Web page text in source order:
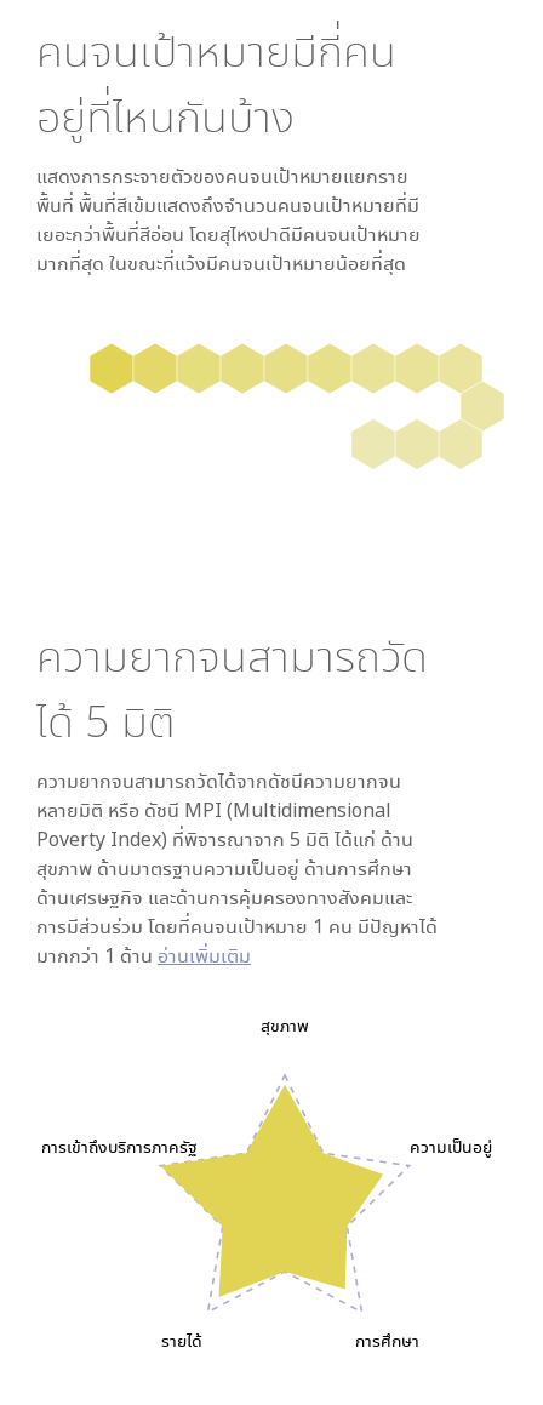
คนจนเป้าหมายมีกี่คน
อยู่ที่ไหนกันบ้าง
แสดงการกระจายตัวของคนจนเป้าหมายแยกราย
พื้นที่ พื้นที่สีเข้มแสดงถึงจำนวนคนจนเป้าหมายที่มี
เยอะกว่าพื้นที่สีอ่อน โดยสุไหงปาดีมีคนจนเป้าหมาย
มากที่สุด ในขณะที่แว้งมีคนจนเป้าหมายน้อยที่สุด
ความยากจนสามารถวัด
ได้ 5 มิติ
ความยากจนสามารถวัดได้จากดัชนีความยากจน
หลายมิติ หรือ ดัชนี MPI (Multidimensional
Poverty Index) ที่พิจารณาจาก 5 มิติ ได้แก่ ด้าน
สุขภาพ ด้านมาตรฐานความเป็นอยู่ ด้านการศึกษา
ด้านเศรษฐกิจ และด้านการคุ้มครองทางสังคมและ
การมีส่วนร่วม โดยที่คนจนเป้าหมาย 1 คน มีปัญหาได้
มากกว่า 1 ด้าน อ่านเพิ่มเติม
สุขภาพ
ความเป็นอยู่
การศึกษา
รายได้
การเข้าถึงบริการภาครัฐ